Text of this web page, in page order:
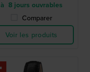
à 8 jours ouvrables
Comparer
Voir les produits